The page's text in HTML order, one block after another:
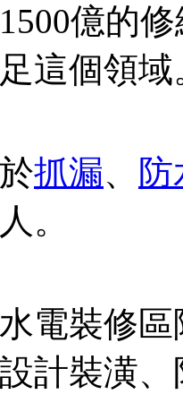
億的
這個領域
抓漏、
。
電裝修
計裝潢